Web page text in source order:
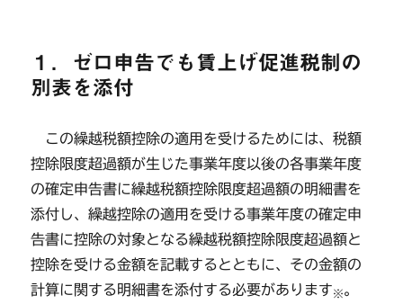
１．ゼロ申告でも賃上げ促進税制の
別表を添付
この繰越税額控除の適用を受けるためには、税額
控除限度超過額が生じた事業年度以後の各事業年度
の確定申告書に繰越税額控除限度超過額の明細書を
添付し、繰越控除の適用を受ける事業年度の確定申
告書に控除の対象となる繰越税額控除限度超過額と
控除を受ける金額を記載するとともに、その金額の
計算に関する明細書を添付する必要があります※。